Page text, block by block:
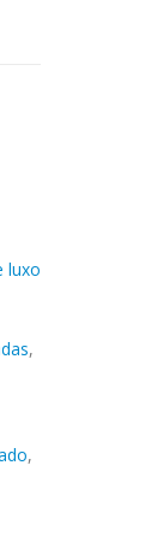
luxo
,
,